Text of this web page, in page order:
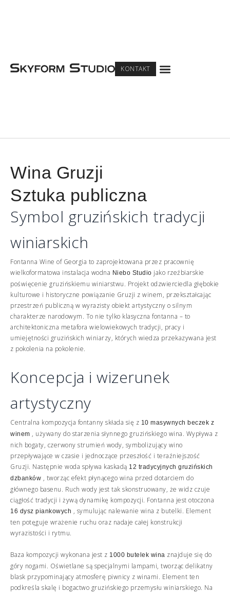
KONTAKT Menu
Wina Gruzji
Sztuka publiczna
Symbol gruzińskich tradycji
winiarskich
Fontanna Wine of Georgia to zaprojektowana przez pracownię
wielkoformatowa instalacja wodna Niebo Studio jako rzeźbiarskie
poświęcenie gruzińskiemu winiarstwu. Projekt odzwierciedla głębokie
kulturowe i historyczne powiązanie Gruzji z winem, przekształcając
przestrzeń publiczną w wyrazisty obiekt artystyczny o silnym
charakterze narodowym. To nie tylko klasyczna fontanna – to
architektoniczna metafora wielowiekowych tradycji, pracy i
umiejętności gruzińskich winiarzy, których wiedza przekazywana jest
z pokolenia na pokolenie.
Koncepcja i wizerunek
artystyczny
Centralna kompozycja fontanny składa się z 10 masywnych beczek z
winem , używany do starzenia słynnego gruzińskiego wina. Wypływa z
nich bogaty, czerwony strumień wody, symbolizujący wino
przepływające w czasie i jednoczące przeszłość i teraźniejszość
Gruzji. Następnie woda spływa kaskadą 12 tradycyjnych gruzińskich
dzbanków , tworząc efekt płynącego wina przed dotarciem do
głównego basenu. Ruch wody jest tak skonstruowany, że widz czuje
ciągłość tradycji i żywą dynamikę kompozycji. Fontanna jest otoczona
16 dysz piankowych , symulując nalewanie wina z butelki. Element
ten potęguje wrażenie ruchu oraz nadaje całej konstrukcji
wyrazistości i rytmu.
Baza kompozycji wykonana jest z 1000 butelek wina znajduje się do
góry nogami. Oświetlane są specjalnymi lampami, tworząc delikatny
blask przypominający atmosferę piwnicy z winami. Element ten
podkreśla skalę i bogactwo gruzińskiego przemysłu winiarskiego. Na